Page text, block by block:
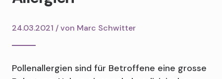
24.03.2021 / von Marc Schwitter
Pollenallergien sind für Betroffene eine grosse